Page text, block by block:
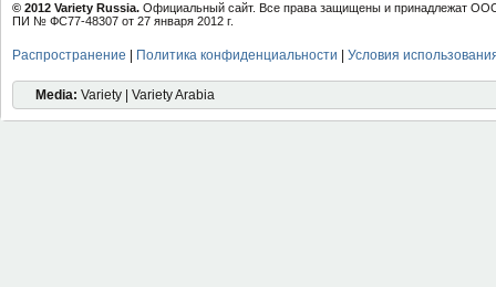
© 2012 Variety Russia. Официальный сайт. Все права защищены и принадлежат
ПИ № ФС77-48307 от 27 января 2012 г.
Распространение Политика конфиденциальности Условия
Media: Variety | Variety Arabia